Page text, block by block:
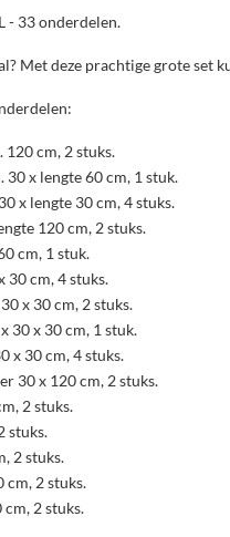
- 33 onderdelen.
Met deze prachtige grote set
120 cm, 2 stuks.
x lengte 60 cm, 1 stuk.
x lengte 30 cm, 4 stuks.
120 cm, 2 stuks.
cm, 1 stuk.
30 cm, 4 stuks.
x 30 cm, 2 stuks.
30 x 30 cm, 1 stuk.
x 30 cm, 4 stuks.
30 x 120 cm, 2 stuks.
2 stuks.
stuks.
2 stuks.
cm, 2 stuks.
cm, 2 stuks.